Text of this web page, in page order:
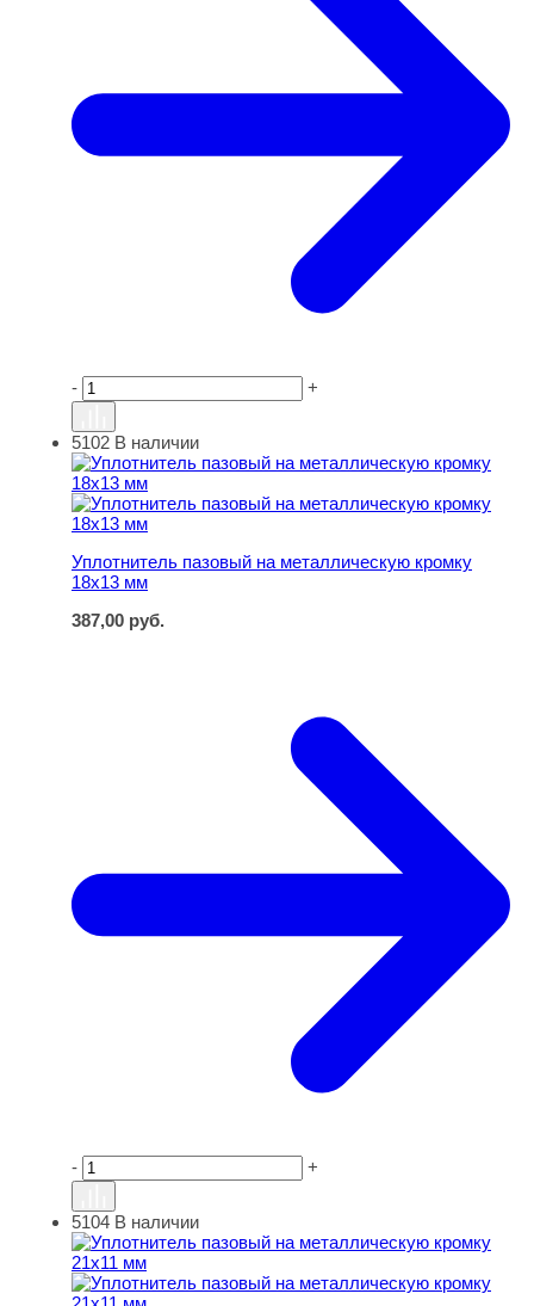
- +
Уплотнитель пазовый на металлическую кромку 18х13
5102 В наличии
Уплотнитель пазовый на металлическую кромку
18х13 мм
387,00 руб.
- +
Уплотнитель пазовый на металлическую кромку 21х11
5104 В наличии